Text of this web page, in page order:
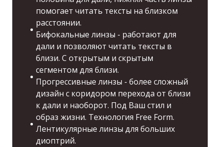
помогает читать тексты на близком
расстоянии.
Бифокальные линзы - работают для
дали и позволяют читать тексты в
близи. С открытым и скрытым
сегментом для близи.
Прогрессивные линзы - более сложный
дизайн с коридором перехода от близи
к дали и наоборот. Под Ваш стил и
образ жизни. Технология Free Form.
Лентикулярные линзы для больших
диоптрий.